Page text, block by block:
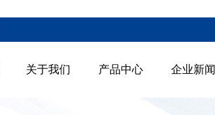
关于我们 产品中心 企业新闻